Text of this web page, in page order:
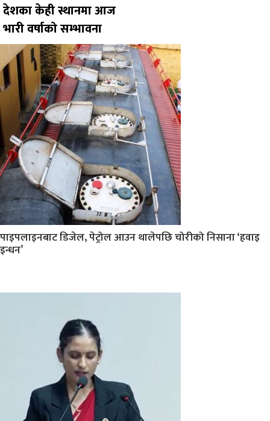
देशका केही स्थानमा आज
भारी वर्षाको सम्भावना
पाइपलाइनबाट डिजेल, पेट्रोल आउन थालेपछि चोरीको निसाना ‘हवाइ
इन्धन’